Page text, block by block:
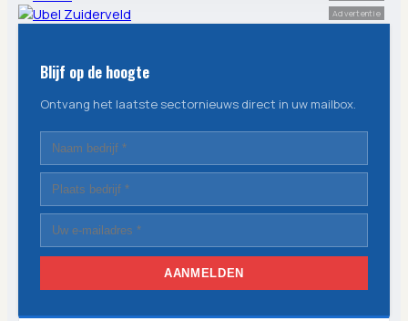
Advertentie
Blijf op de hoogte
Ontvang het laatste sectornieuws direct in uw mailbox.
AANMELDEN